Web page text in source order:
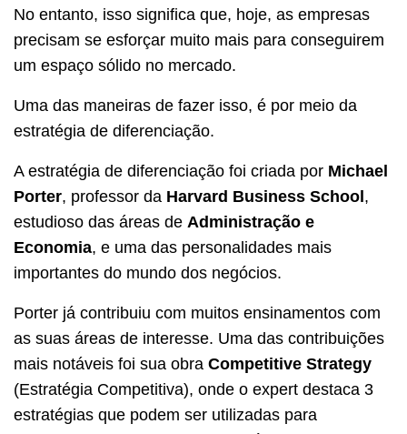
No entanto, isso significa que, hoje, as empresas
precisam se esforçar muito mais para conseguirem
um espaço sólido no mercado.
Uma das maneiras de fazer isso, é por meio da
estratégia de diferenciação.
A estratégia de diferenciação foi criada por Michael
Porter, professor da Harvard Business School ,
estudioso das áreas de Administração e
Economia, e uma das personalidades mais
importantes do mundo dos negócios.
Porter já contribuiu com muitos ensinamentos com
as suas áreas de interesse. Uma das contribuições
mais notáveis foi sua obra Competitive Strategy
(Estratégia Competitiva), onde o expert destaca 3
estratégias que podem ser utilizadas para